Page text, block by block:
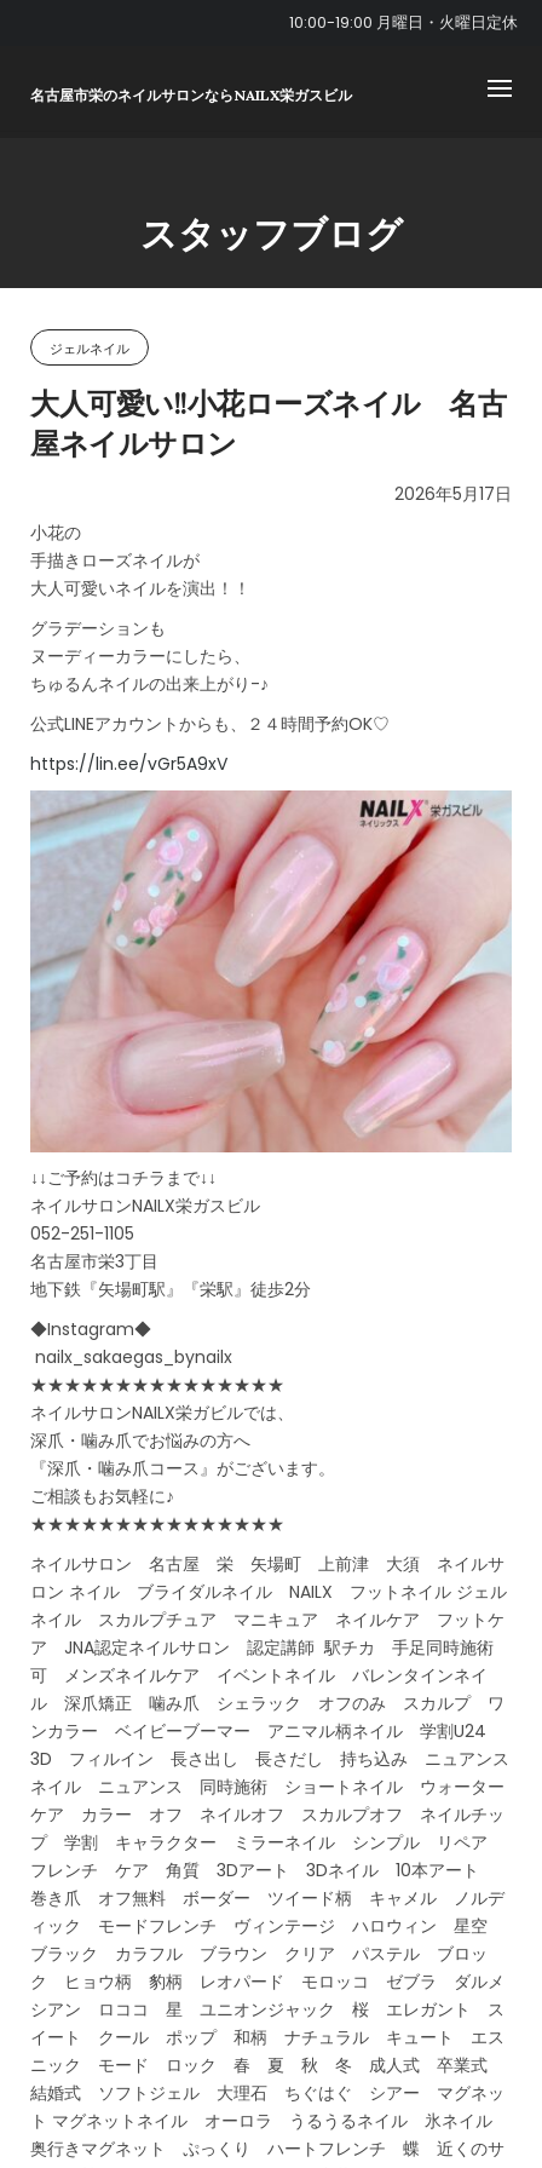
10:00-19:00 月曜日・火曜日定休
名古屋市栄のネイルサロンならNAILX栄ガスビル
スタッフブログ
ジェルネイル
大人可愛い!!小花ローズネイル 名古
屋ネイルサロン
2026年5月17日
小花の
手描きローズネイルが
大人可愛いネイルを演出！！
グラデーションも
ヌーディーカラーにしたら、
ちゅるんネイルの出来上がり-♪
公式LINEアカウントからも、２４時間予約OK♡
https://lin.ee/vGr5A9xV
↓↓ご予約はコチラまで↓↓
ネイルサロンNAILX栄ガスビル
052-251-1105
名古屋市栄3丁目
地下鉄『矢場町駅』『栄駅』徒歩2分
◆Instagram◆
nailx_sakaegas_bynailx
★★★★★★★★★★★★★★★
ネイルサロンNAILX栄ガビルでは、
深爪・噛み爪でお悩みの方へ
『深爪・噛み爪コース』がございます。
ご相談もお気軽に♪
★★★★★★★★★★★★★★★
ネイルサロン 名古屋 栄 矢場町 上前津 大須 ネイルサ
ロン ネイル ブライダルネイル NAILX フットネイル ジェル
ネイル スカルプチュア マニキュア ネイルケア フットケ
ア JNA認定ネイルサロン 認定講師 駅チカ 手足同時施術
可 メンズネイルケア イベントネイル バレンタインネイ
ル 深爪矯正 噛み爪 シェラック オフのみ スカルプ ワ
ンカラー ベイビーブーマー アニマル柄ネイル 学割U24
3D フィルイン 長さ出し 長さだし 持ち込み ニュアンス
ネイル ニュアンス 同時施術 ショートネイル ウォーター
ケア カラー オフ ネイルオフ スカルプオフ ネイルチッ
プ 学割 キャラクター ミラーネイル シンプル リペア
フレンチ ケア 角質 3Dアート 3Dネイル 10本アート
巻き爪 オフ無料 ボーダー ツイード柄 キャメル ノルデ
ィック モードフレンチ ヴィンテージ ハロウィン 星空
ブラック カラフル ブラウン クリア パステル ブロッ
ク ヒョウ柄 豹柄 レオパード モロッコ ゼブラ ダルメ
シアン ロココ 星 ユニオンジャック 桜 エレガント ス
イート クール ポップ 和柄 ナチュラル キュート エス
ニック モード ロック 春 夏 秋 冬 成人式 卒業式
結婚式 ソフトジェル 大理石 ちぐはぐ シアー マグネッ
ト マグネットネイル オーロラ うるうるネイル 氷ネイル
奥行きマグネット ぷっくり ハートフレンチ 蝶 近くのサ